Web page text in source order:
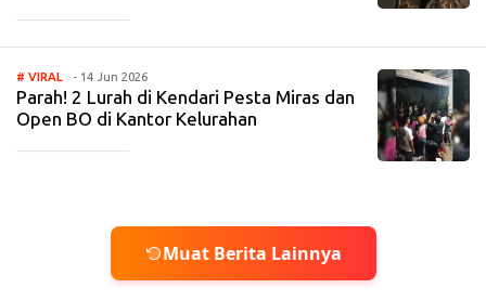
# VIRAL - 14 Jun 2026
Parah! 2 Lurah di Kendari Pesta Miras dan
Open BO di Kantor Kelurahan
Muat Berita Lainnya